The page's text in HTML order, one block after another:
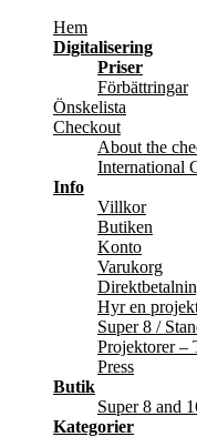
Hem
Digitalisering
Priser
Förbättringar
Önskelista
Checkout
About the
International
Info
Villkor
Butiken
Konto
Varukorg
Hyr en
Super 8 /
Projektorer –
Press
Butik
Super 8 and
Kategorier